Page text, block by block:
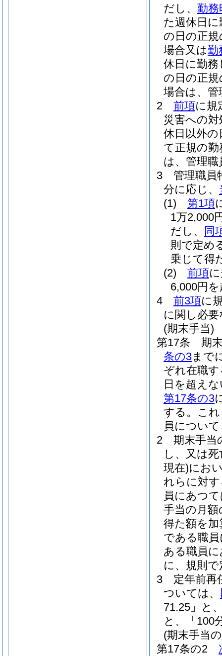
だし、 勤務
た週休日
の日の正
場合又は勤
休日に勤
の日の正
場合は、管
2
前項に規
災害への
休日以外
て正規の
は、管理
3
管理職員
分に応じ、
(1)
第1項
1万2,000
だし、
同
則で定め
乗じて得
(2)
前項
6,000円
4
前3項に
に関し必
(期末手当)
第17条
期
条の3まで
ぞれ在職
日を超え
第17条の3
する。 こ
員につい
2
期末手当
し、又は
現在)にお
れらに対
員にあつ
手当の月
得た額を加
である職
ある職員
に、規則
3
定年前再
ついては、
71.25」と
と、「100
(期末手当
第17条の2